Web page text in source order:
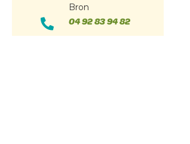
Bron
 04 92 83 94 82